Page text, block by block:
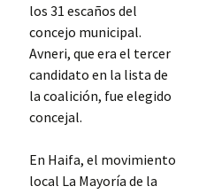
los 31 escaños del
concejo municipal.
Avneri, que era el tercer
candidato en la lista de
la coalición, fue elegido
concejal.
En Haifa, el movimiento
local La Mayoría de la